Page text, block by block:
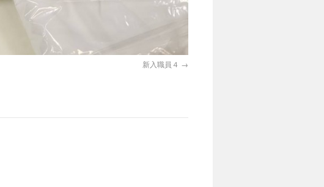
新入職員４